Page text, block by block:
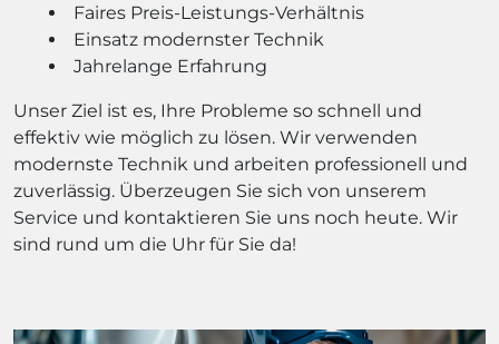
Faires Preis-Leistungs-Verhältnis
Einsatz modernster Technik
Jahrelange Erfahrung
Unser Ziel ist es, Ihre Probleme so schnell und
effektiv wie möglich zu lösen. Wir verwenden
modernste Technik und arbeiten professionell und
zuverlässig. Überzeugen Sie sich von unserem
Service und kontaktieren Sie uns noch heute. Wir
sind rund um die Uhr für Sie da!